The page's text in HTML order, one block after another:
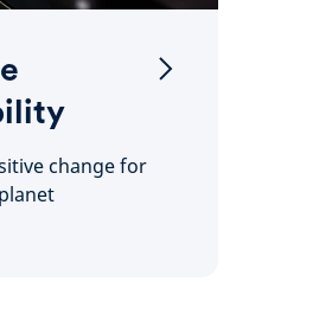
change for